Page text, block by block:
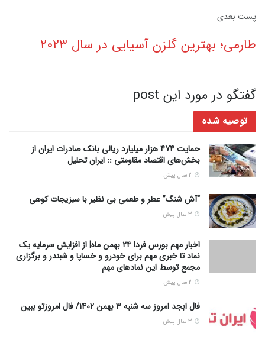
پست‌ بعدی
طارمی؛ بهترین گلزن آسیایی در سال ۲۰۲۳
گفتگو در مورد این post
توصیه شده
حمایت 474 هزار میلیارد ریالی بانک صادرات ایران از
بخش‌های اقتصاد مقاومتی :: ایران تحلیل
“آش شنگ” عطر و طعمی بی نظیر با سبزیجات کوهی
اخبار مهم بورس فردا ۲۴ بهمن ماه| از افزایش سرمایه یک
نماد تا خبری مهم برای خودرو و خساپا و شبندر و برگزاری
مجمع توسط این نمادهای مهم
فال ابجد امروز سه شنبه 3 بهمن 1402/ فال امروزتو ببین